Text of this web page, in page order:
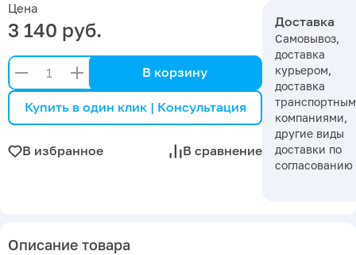
Цена
3 140 руб.
В корзину
Купить в один клик | Консультация
В избранное В сравнение
Доставка
Самовывоз,
доставка
курьером,
доставка
компаниями,
другие виды
доставки по
согласованию
Описание товара